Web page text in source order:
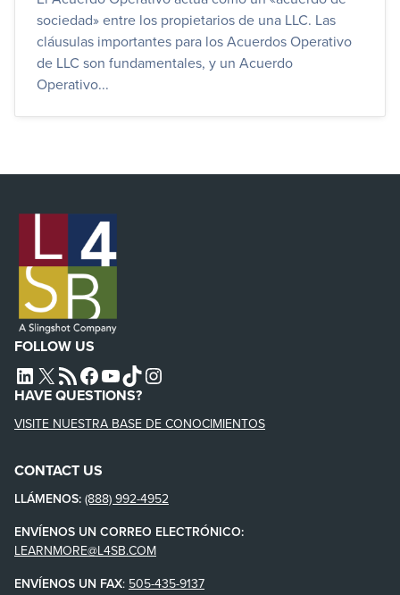
sociedad» entre los propietarios de una LLC. Las
cláusulas importantes para los Acuerdos Operativo
de LLC son fundamentales, y un Acuerdo
Operativo...
FOLLOW US
L4SB LINKEDIN
X L4SB RSS FEEDL4SB FACEBOOK
L4SB YOUTUBE
TIKTOKINSTAGRAM
HAVE QUESTIONS?
VISITE NUESTRA BASE DE CONOCIMIENTOS
CONTACT US
LLÁMENOS: (888) 992-4952
ENVÍENOS UN CORREO ELECTRÓNICO:
LEARNMORE@L4SB.COM
ENVÍENOS UN FAX: 505-435-9137